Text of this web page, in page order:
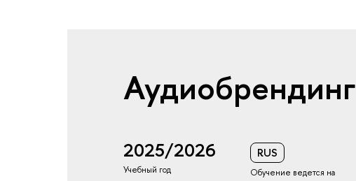
Аудиобрендинг
2025/2026
Учебный год
RUS
Обучение ведется на